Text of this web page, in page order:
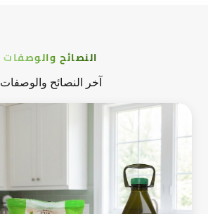
النصائح والوصفات
آخر النصائح والوصفات